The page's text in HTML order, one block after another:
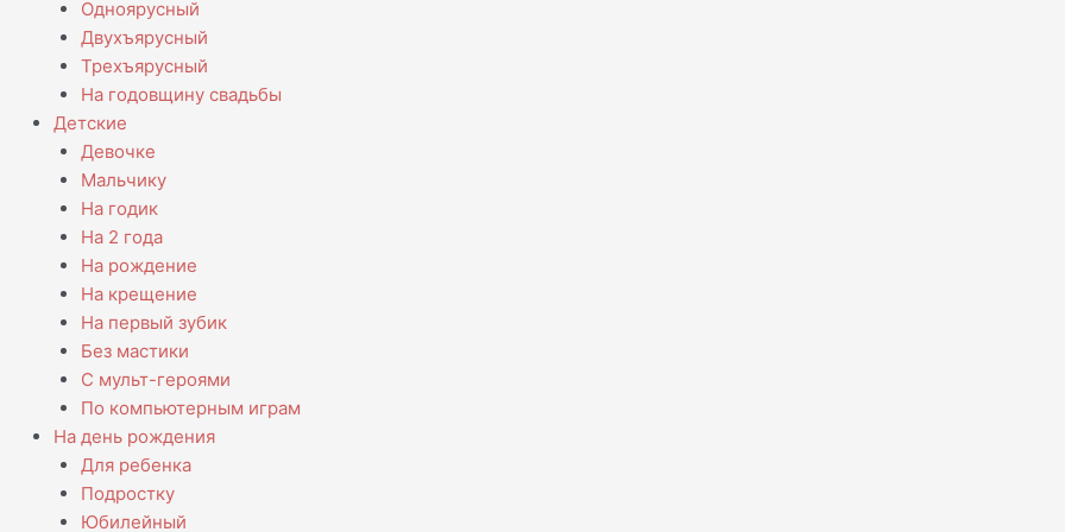
Одноярусный
Двухъярусный
Трехъярусный
На годовщину свадьбы
Детские
Девочке
Мальчику
На годик
На 2 года
На рождение
На крещение
На первый зубик
Без мастики
С мульт-героями
По компьютерным играм
На день рождения
Для ребенка
Подростку
Юбилейный